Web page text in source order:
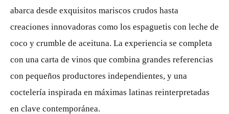
abarca desde exquisitos mariscos crudos hasta
creaciones innovadoras como los espaguetis con leche de
coco y crumble de aceituna. La experiencia se completa
con una carta de vinos que combina grandes referencias
con pequeños productores independientes, y una
coctelería inspirada en máximas latinas reinterpretadas
en clave contemporánea.